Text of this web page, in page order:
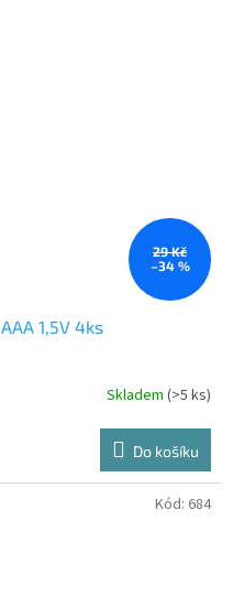
29 Kč
–34 %
1,5V 4ks
Skladem (>5 ks)
Do košíku
Kód: 684